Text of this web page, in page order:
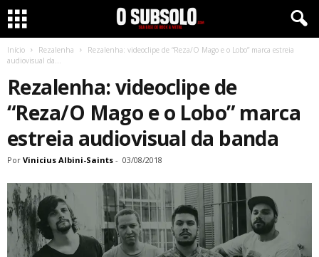
Início Rezalenha
Rezalenha: videoclipe de “Reza/O Mago e o Lobo” marca estreia
audiovisual da...
Rezalenha: videoclipe de
“Reza/O Mago e o Lobo” marca
estreia audiovisual da banda
Por Vinicius Albini-Saints - 03/08/2018